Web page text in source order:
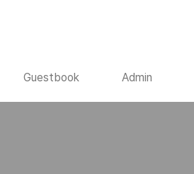
Guestbook Admin